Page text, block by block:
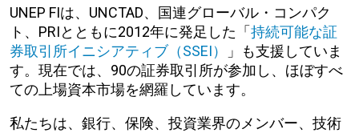
UNEP FIは、UNCTAD、国連グローバル・コンパク
ト、PRIとともに2012年に発足した「 持続可能な証
券取引所イニシアティブ（SSEI）
」も支援していま
す。現在では、90の証券取引所が参加し、ほぼすべ
ての上場資本市場を網羅しています。
私たちは、銀行、保険、投資業界のメンバー、技術